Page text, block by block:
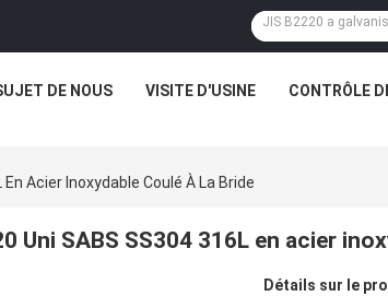
DE NOUS VISITE D'USINE CONTRÔLE
Acier Inoxydable Coulé À La Bride
Uni SABS SS304 316L en acier
Détails sur le